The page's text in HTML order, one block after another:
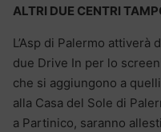
ALTRI DUE CENTRI
L’Asp di Palermo
due Drive In per lo
che si aggiungono a
alla Casa del Sole di
a Partinico, saranno